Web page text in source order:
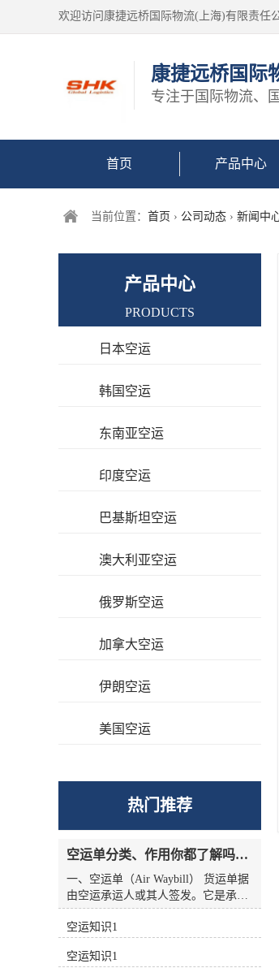
欢迎访问康捷远桥国际物流(上海)有限责任
康捷远桥国际
专注于国际物流、
首页 产品中心
当前位置： 首页 › 公司动态 › 新闻中
产品中心
PRODUCTS
日本空运
韩国空运
东南亚空运
印度空运
巴基斯坦空运
澳大利亚空运
俄罗斯空运
加拿大空运
伊朗空运
美国空运
热门推荐
空运单分类、作用你都了解吗？空运单干货讲解
一、空运单（Air Waybill） 货运单据
由空运承运人或其人签发。它是承运
人收到货物的收据，也是托运人与承
运人之间的运输合同，但没有物权凭
二、航空货运单分类 1.按无承运人名
空运知识1
空运知识1